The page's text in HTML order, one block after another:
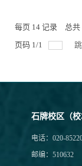
每页 14 记录 总共
页码 1 /1
石牌校区（校
电话：020-
邮编：510632